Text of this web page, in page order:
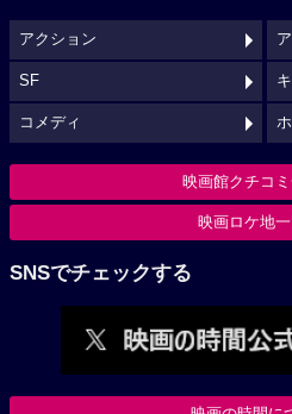
アクション
SF
コメディ
映画館クチコ
映画ロケ地
SNSでチェックする